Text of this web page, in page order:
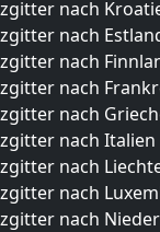
nach
nach
nach
nach
nach
nach Italien
nach
nach
nach